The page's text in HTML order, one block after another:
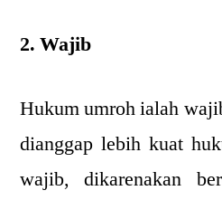
2. Wajib
Hukum umroh ialah
dianggap lebih kuat
wajib, dikarenakan